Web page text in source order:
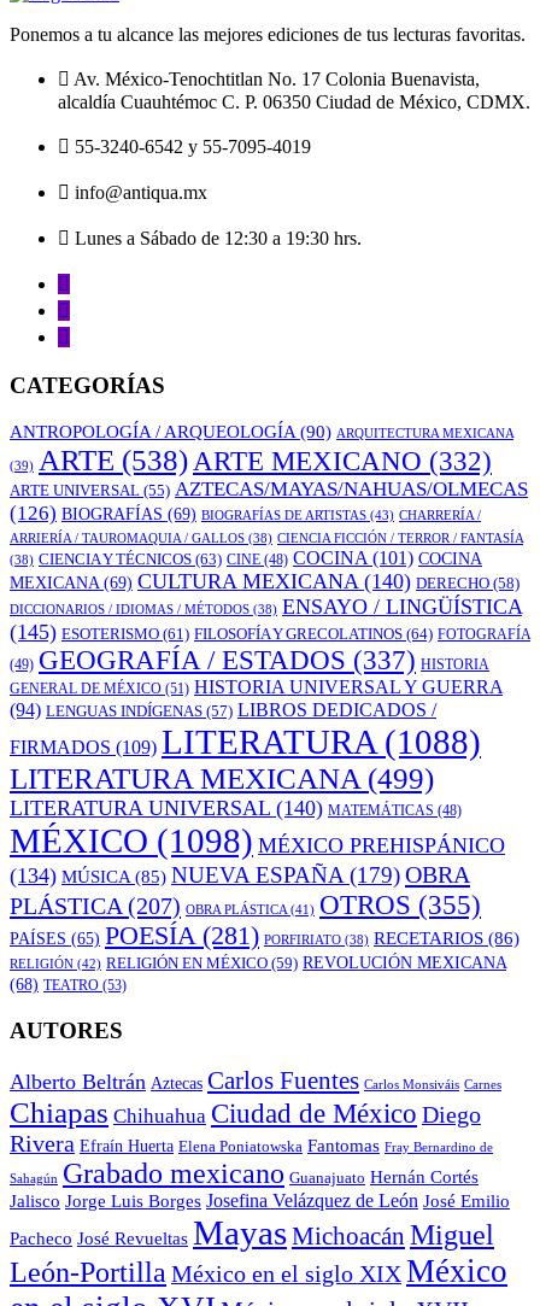
Ponemos a tu alcance las mejores ediciones de tus lecturas favoritas.
Av. México-Tenochtitlan No. 17 Colonia Buenavista,
alcaldía Cuauhtémoc C. P. 06350 Ciudad de México, CDMX.
55-3240-6542 y 55-7095-4019
info@antiqua.mx
Lunes a Sábado de 12:30 a 19:30 hrs.
CATEGORÍAS
ANTROPOLOGÍA / ARQUEOLOGÍA(90) ARQUITECTURA MEXICANA
(39) ARTE (538)ARTE MEXICANO (332)
ARTE UNIVERSAL (55) AZTECAS/MAYAS/NAHUAS/OLMECAS
(126) BIOGRAFÍAS (69) BIOGRAFÍAS DE ARTISTAS (43) CHARRERÍA /
ARRIERÍA / TAUROMAQUIA / GALLOS (38) CIENCIA FICCIÓN / TERROR / FANTASÍA
(38) CIENCIA Y TÉCNICOS (63) CINE (48) COCINA(101) COCINA
MEXICANA(69) CULTURA MEXICANA(140) DERECHO (58)
DICCIONARIOS / IDIOMAS / MÉTODOS (38) ENSAYO / LINGÜÍSTICA
(145) ESOTERISMO (61) FILOSOFÍA Y GRECOLATINOS (64) FOTOGRAFÍA
(49) GEOGRAFÍA / ESTADOS (337) HISTORIA
GENERAL DE MÉXICO (51) HISTORIA UNIVERSAL Y GUERRA
(94) LENGUAS INDÍGENAS (57) LIBROS DEDICADOS /
FIRMADOS (109) LITERATURA(1088)
LITERATURA MEXICANA(499)
LITERATURA UNIVERSAL (140) MATEMÁTICAS (48)
MÉXICO (1098) MÉXICO PREHISPÁNICO
(134) MÚSICA(85) NUEVA ESPAÑA(179)OBRA
PLÁSTICA(207) OBRA PLÁSTICA(41) OTROS (355)
PAÍSES (65) POESÍA(281) PORFIRIATO (38) RECETARIOS (86)
RELIGIÓN (42) RELIGIÓN EN MÉXICO (59) REVOLUCIÓN MEXICANA
(68) TEATRO (53)
AUTORES
Alberto Beltrán Aztecas Carlos Fuentes Carlos Monsiváis Carnes
Chiapas Chihuahua Ciudad de México Diego
Rivera Efraín Huerta Elena Poniatowska Fantomas Fray Bernardino de
Sahagún Grabado mexicano Guanajuato Hernán Cortés
Jalisco Jorge Luis Borges Josefina Velázquez de León José Emilio
Pacheco José Revueltas MayasMichoacán Miguel
León-Portilla México en el siglo XIXMéxico